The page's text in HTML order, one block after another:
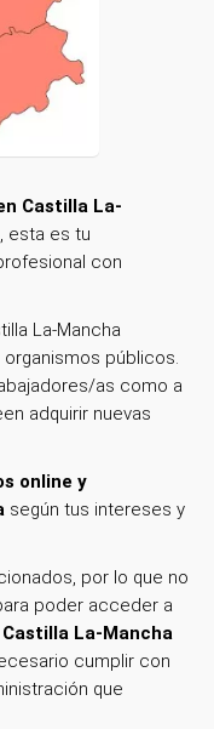
Castilla La-
esta es tu
con
La-Mancha
públicos.
as como a
adquirir nuevas
online y
según tus intereses y
por lo que no
poder acceder a
La-Mancha
cumplir con
que